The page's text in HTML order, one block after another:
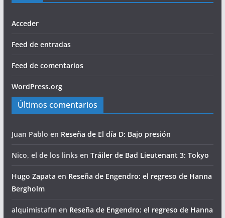
Acceder
Feed de entradas
Feed de comentarios
WordPress.org
Últimos comentarios
Juan Pablo en Reseña de El día D: Bajo presión
Nico, el de los linksen Tráiler de Bad Lieutenant 3: Tokyo
Hugo Zapata en Reseña de Engendro: el regreso de Hanna
Bergholm
alquimistafmen Reseña de Engendro: el regreso de Hanna